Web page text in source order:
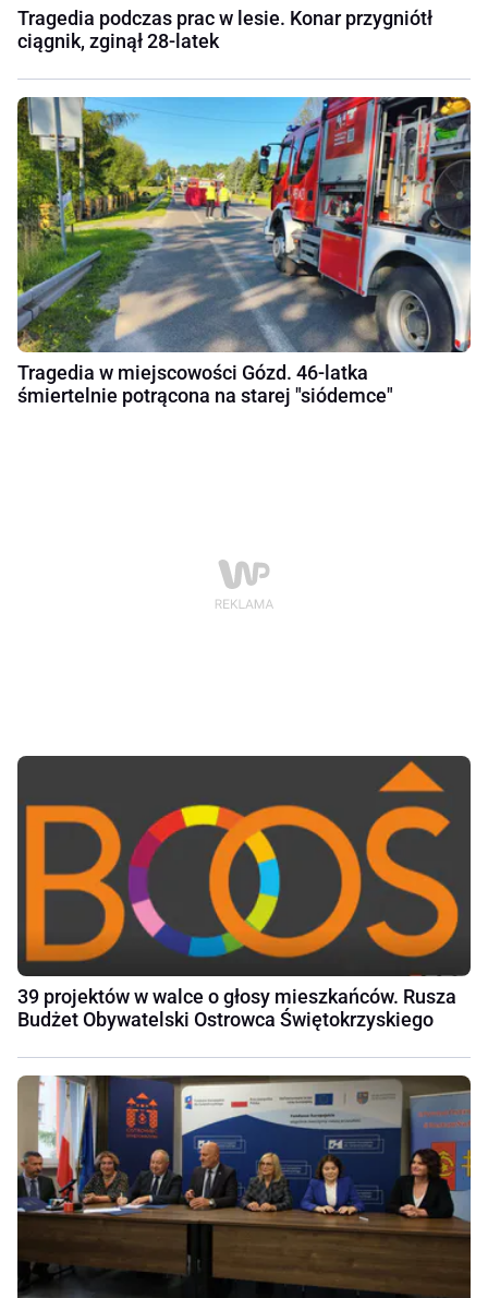
Tragedia podczas prac w lesie. Konar przygniótł
ciągnik, zginął 28-latek
Tragedia w miejscowości Gózd. 46-latka
śmiertelnie potrącona na starej "siódemce"
39 projektów w walce o głosy mieszkańców. Rusza
Budżet Obywatelski Ostrowca Świętokrzyskiego